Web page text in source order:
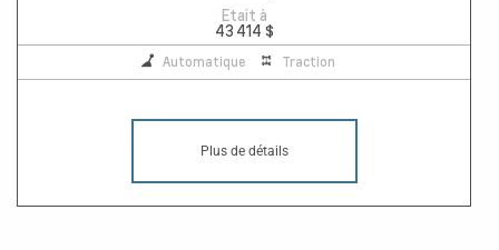
Etait à
43 414 $
Automatique Traction
Plus de détails